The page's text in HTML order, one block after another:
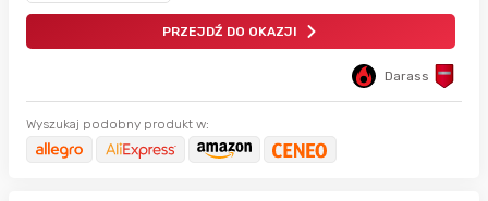
PRZEJDŹ DO OKAZJI
Darass
Wyszukaj podobny produkt w: